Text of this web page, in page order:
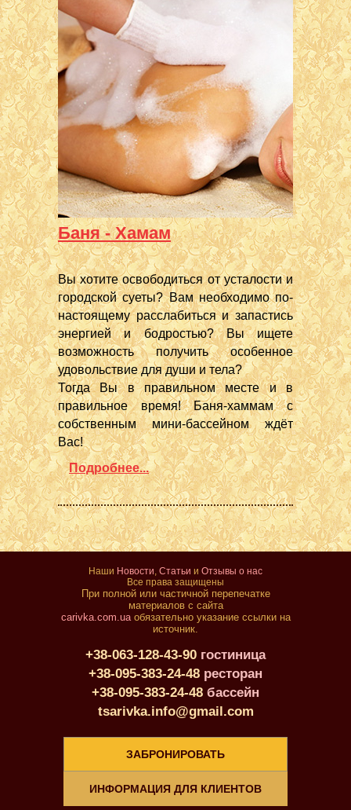
Баня - Хамам
Вы хотите освободиться от усталости и
городской суеты? Вам необходимо по-
настоящему расслабиться и запастись
энергией и бодростью? Вы ищете
возможность получить особенное
удовольствие для души и тела?
Тогда Вы в правильном месте и в
правильное время! Баня-хаммам с
собственным мини-бассейном ждёт
Вас!
Подробнее...
Наши Новости, Статьи и Отзывы о нас
Все права защищены
При полной или частичной перепечатке
материалов с сайта
carivka.com.uaобязательно указание ссылки на
источник.
+38-063-128-43-90 гостиница
+38-095-383-24-48 ресторан
+38-095-383-24-48 бассейн
tsarivka.info@gmail.com
ИНФОРМАЦИЯ ДЛЯ КЛИЕНТОВ
ЗАБРОНИРОВАТЬ